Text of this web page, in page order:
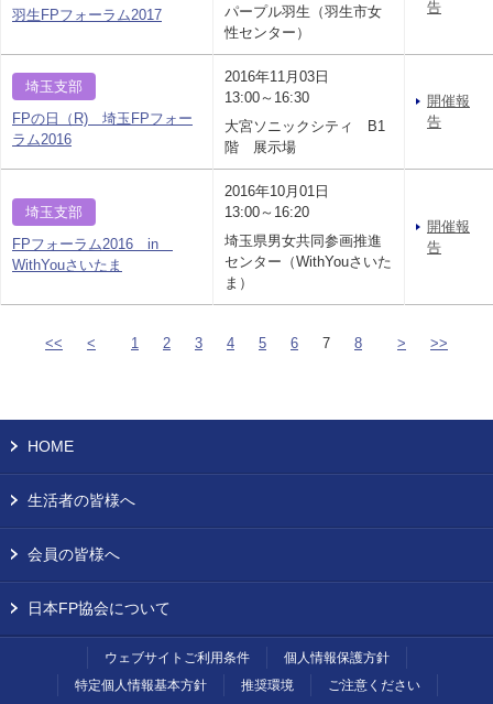
羽生FPフォーラム2017
パープル羽生（羽生市女
性センター）
告
埼玉支部
FPの日（R) 埼玉FPフォー
ラム2016
2016年11月03日
13:00～16:30
大宮ソニックシティ B1
階 展示場
開催報
告
埼玉支部
FPフォーラム2016 in
WithYouさいたま
2016年10月01日
13:00～16:20
埼玉県男女共同参画推進
センター（WithYouさいた
ま）
開催報
告
<< < 1 2 3 4 5 6 7 8 > >>
HOME
生活者の皆様へ
会員の皆様へ
日本FP協会について
ウェブサイトご利用条件
個人情報保護方針
特定個人情報基本方針
推奨環境 ご注意ください